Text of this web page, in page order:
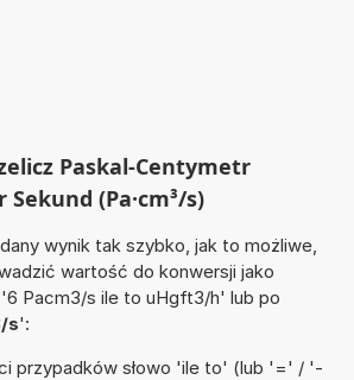
Paskal-Centymetr
(Pa·cm³/s)
wynik tak szybko, jak to możliwe,
wartość do konwersji jako
'6 Pacm3/s ile to uHgft3/h' lub po
s':
przypadków słowo 'ile to' (lub '=' / '-